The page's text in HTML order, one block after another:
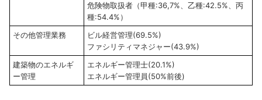
危険物取扱者（甲種:36,7%、乙種:42.5%、丙
種:54.4%）
その他管理業務
ビル経営管理(69.5%)
ファシリティマネジャー(43.9%)
建築物のエネルギ
ー管理
エネルギー管理士(20.1%)
エネルギー管理員(50%前後)